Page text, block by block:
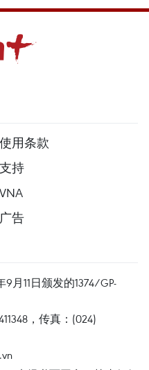
使用条款
支持
VNA
广告
月11日颁发的1374/GP-
，传真：(024)